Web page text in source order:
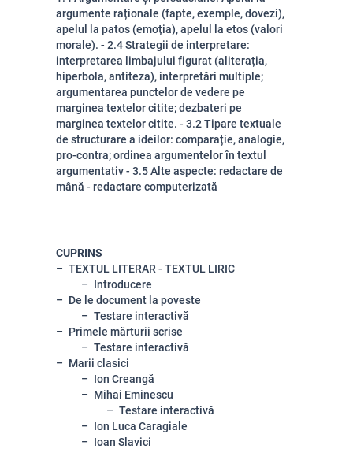
argumente raționale (fapte, exemple, dovezi),
apelul la patos (emoția), apelul la etos (valori
morale). - 2.4 Strategii de interpretare:
interpretarea limbajului figurat (aliterația,
hiperbola, antiteza), interpretări multiple;
argumentarea punctelor de vedere pe
marginea textelor citite; dezbateri pe
marginea textelor citite. - 3.2 Tipare textuale
de structurare a ideilor: comparație, analogie,
pro-contra; ordinea argumentelor în textul
argumentativ - 3.5 Alte aspecte: redactare de
mână - redactare computerizată
CUPRINS
TEXTUL LITERAR - TEXTUL LIRIC
Introducere
De le document la poveste
Testare interactivă
Primele mărturii scrise
Testare interactivă
Marii clasici
Ion Creangă
Mihai Eminescu
Testare interactivă
Ion Luca Caragiale
Ioan Slavici